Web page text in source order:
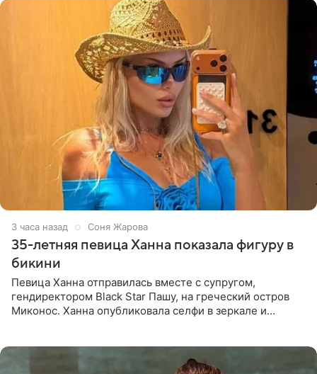
3 часа назад Соня Жарова
35-летняя певица Ханна показала фигуру в
бикини
Певица Ханна отправилась вместе с супругом,
гендиректором Black Star Пашу, на греческий остров
Миконос. Ханна опубликовала селфи в зеркале и